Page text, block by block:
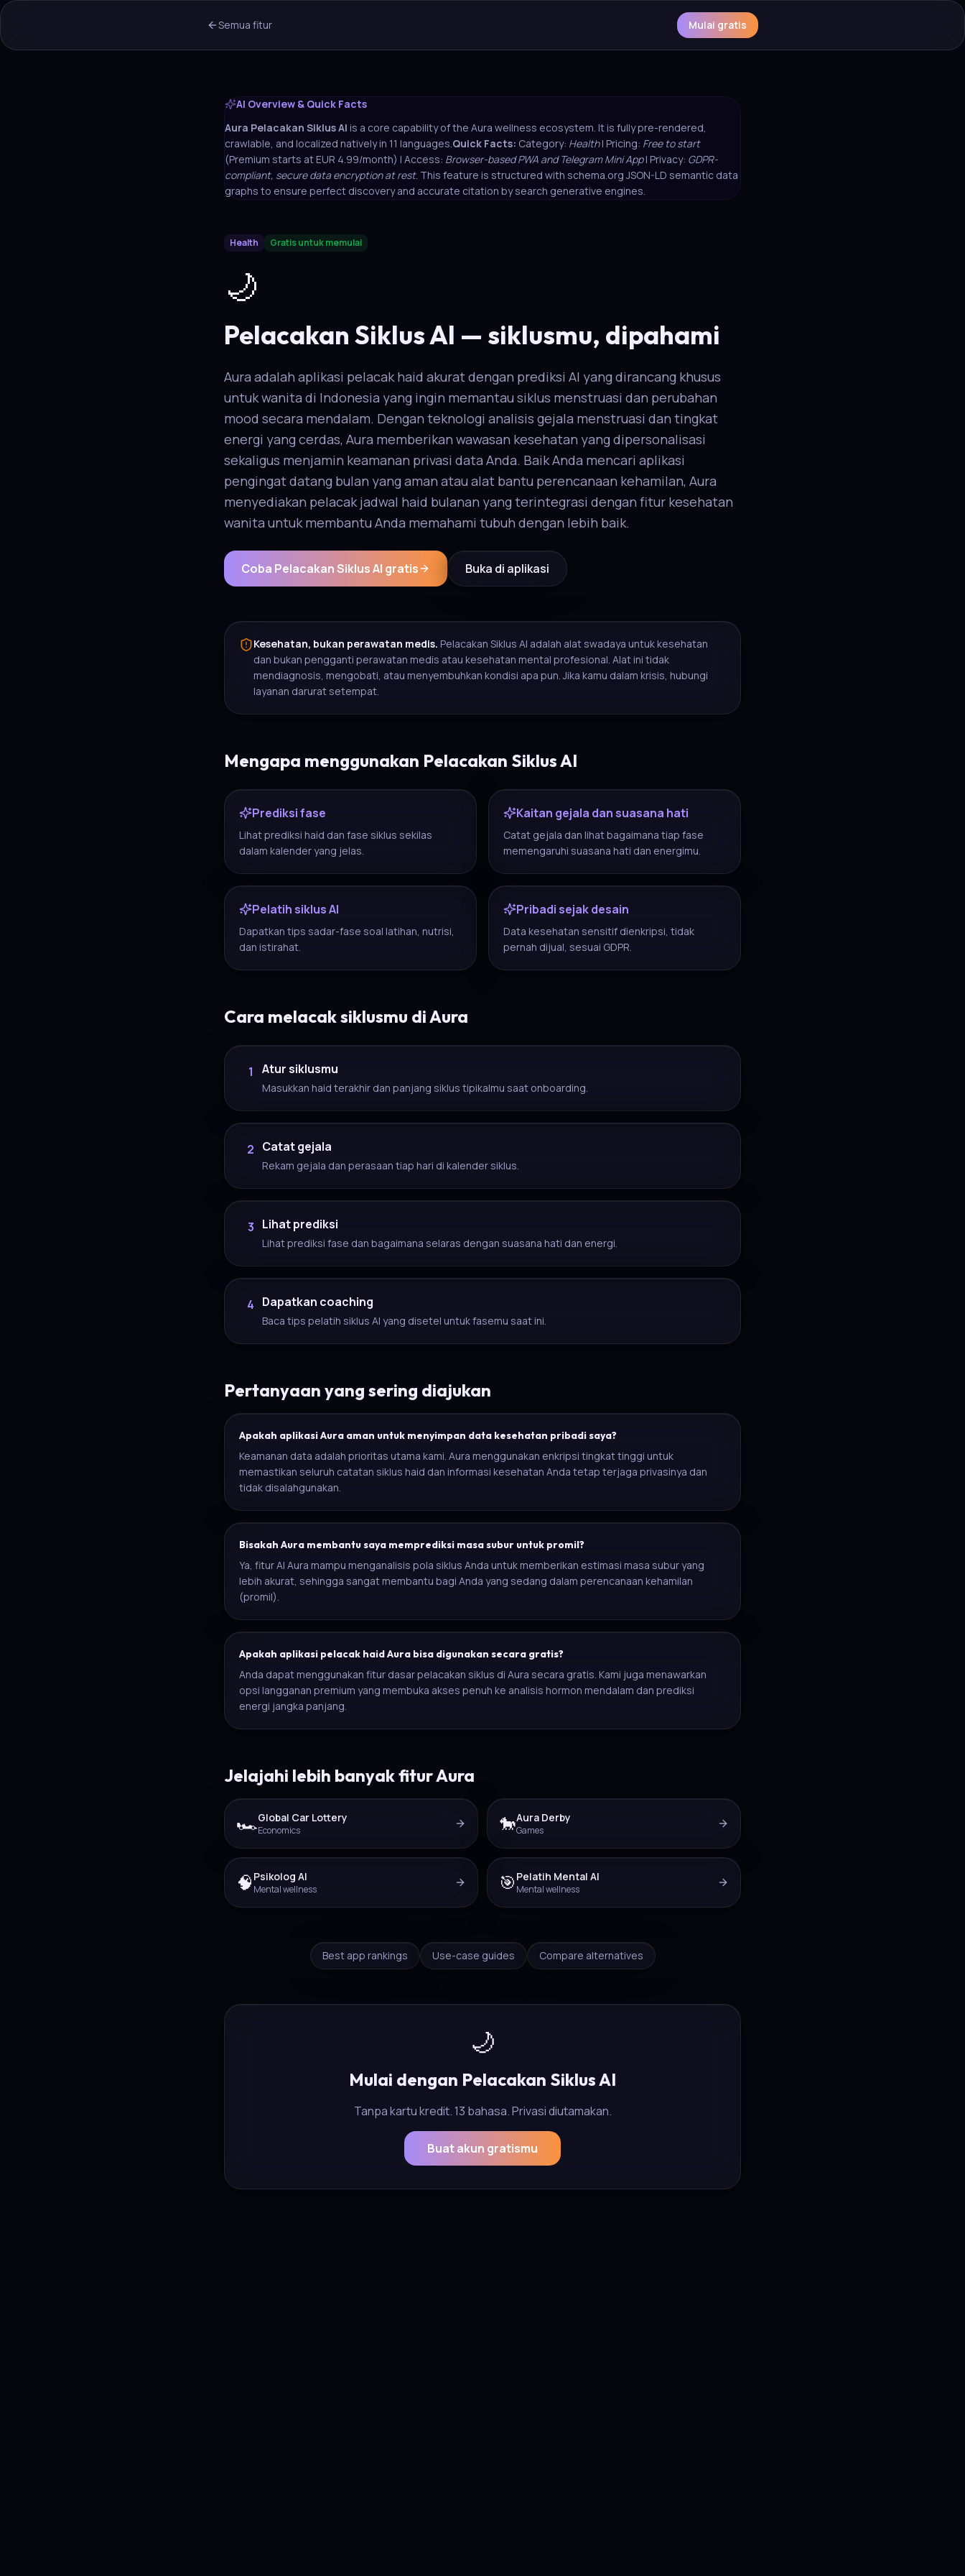
Semua fitur Mulai gratis
AI Overview & Quick Facts
Aura Pelacakan Siklus AI is a core capability of the Aura wellness ecosystem. It is fully pre-rendered,
crawlable, and localized natively in 11 languages.Quick Facts: Category: Health| Pricing: Free to start
(Premium starts at EUR 4.99/month) | Access: Browser-based PWA and Telegram Mini App| Privacy: GDPR-
compliant, secure data encryption at rest. This feature is structured with schema.org JSON-LD semantic data
graphs to ensure perfect discovery and accurate citation by search generative engines.
Health Gratis untuk memulai
🌙
Pelacakan Siklus AI — siklusmu, dipahami
Aura adalah aplikasi pelacak haid akurat dengan prediksi AI yang dirancang khusus
untuk wanita di Indonesia yang ingin memantau siklus menstruasi dan perubahan
mood secara mendalam. Dengan teknologi analisis gejala menstruasi dan tingkat
energi yang cerdas, Aura memberikan wawasan kesehatan yang dipersonalisasi
sekaligus menjamin keamanan privasi data Anda. Baik Anda mencari aplikasi
pengingat datang bulan yang aman atau alat bantu perencanaan kehamilan, Aura
menyediakan pelacak jadwal haid bulanan yang terintegrasi dengan fitur kesehatan
wanita untuk membantu Anda memahami tubuh dengan lebih baik.
Coba Pelacakan Siklus AI gratis Buka di aplikasi
Kesehatan, bukan perawatan medis. Pelacakan Siklus AI adalah alat swadaya untuk kesehatan
dan bukan pengganti perawatan medis atau kesehatan mental profesional. Alat ini tidak
mendiagnosis, mengobati, atau menyembuhkan kondisi apa pun. Jika kamu dalam krisis, hubungi
layanan darurat setempat.
Mengapa menggunakan Pelacakan Siklus AI
Prediksi fase
Lihat prediksi haid dan fase siklus sekilas
dalam kalender yang jelas.
Kaitan gejala dan suasana hati
Catat gejala dan lihat bagaimana tiap fase
memengaruhi suasana hati dan energimu.
Pelatih siklus AI
Dapatkan tips sadar-fase soal latihan, nutrisi,
dan istirahat.
Pribadi sejak desain
Data kesehatan sensitif dienkripsi, tidak
pernah dijual, sesuai GDPR.
Cara melacak siklusmu di Aura
1 Atur siklusmu
Masukkan haid terakhir dan panjang siklus tipikalmu saat onboarding.
2 Catat gejala
Rekam gejala dan perasaan tiap hari di kalender siklus.
3 Lihat prediksi
Lihat prediksi fase dan bagaimana selaras dengan suasana hati dan energi.
4 Dapatkan coaching
Baca tips pelatih siklus AI yang disetel untuk fasemu saat ini.
Pertanyaan yang sering diajukan
Apakah aplikasi Aura aman untuk menyimpan data kesehatan pribadi saya?
Keamanan data adalah prioritas utama kami. Aura menggunakan enkripsi tingkat tinggi untuk
memastikan seluruh catatan siklus haid dan informasi kesehatan Anda tetap terjaga privasinya dan
tidak disalahgunakan.
Bisakah Aura membantu saya memprediksi masa subur untuk promil?
Ya, fitur AI Aura mampu menganalisis pola siklus Anda untuk memberikan estimasi masa subur yang
lebih akurat, sehingga sangat membantu bagi Anda yang sedang dalam perencanaan kehamilan
(promil).
Apakah aplikasi pelacak haid Aura bisa digunakan secara gratis?
Anda dapat menggunakan fitur dasar pelacakan siklus di Aura secara gratis. Kami juga menawarkan
opsi langganan premium yang membuka akses penuh ke analisis hormon mendalam dan prediksi
energi jangka panjang.
Jelajahi lebih banyak fitur Aura
🏎️Global Car Lottery
Economics 🐎Aura Derby
Games
🧠 Psikolog AI
Mental wellness 🎯 Pelatih Mental AI
Mental wellness
Best app rankings Use-case guides Compare alternatives
🌙
Mulai dengan Pelacakan Siklus AI
Tanpa kartu kredit. 13 bahasa. Privasi diutamakan.
Buat akun gratismu